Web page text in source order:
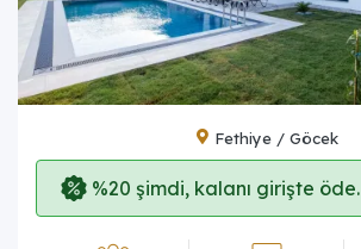
Fethiye / Göcek
%20 şimdi, kalanı girişte öde.